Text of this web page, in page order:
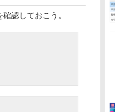
認しておこう。